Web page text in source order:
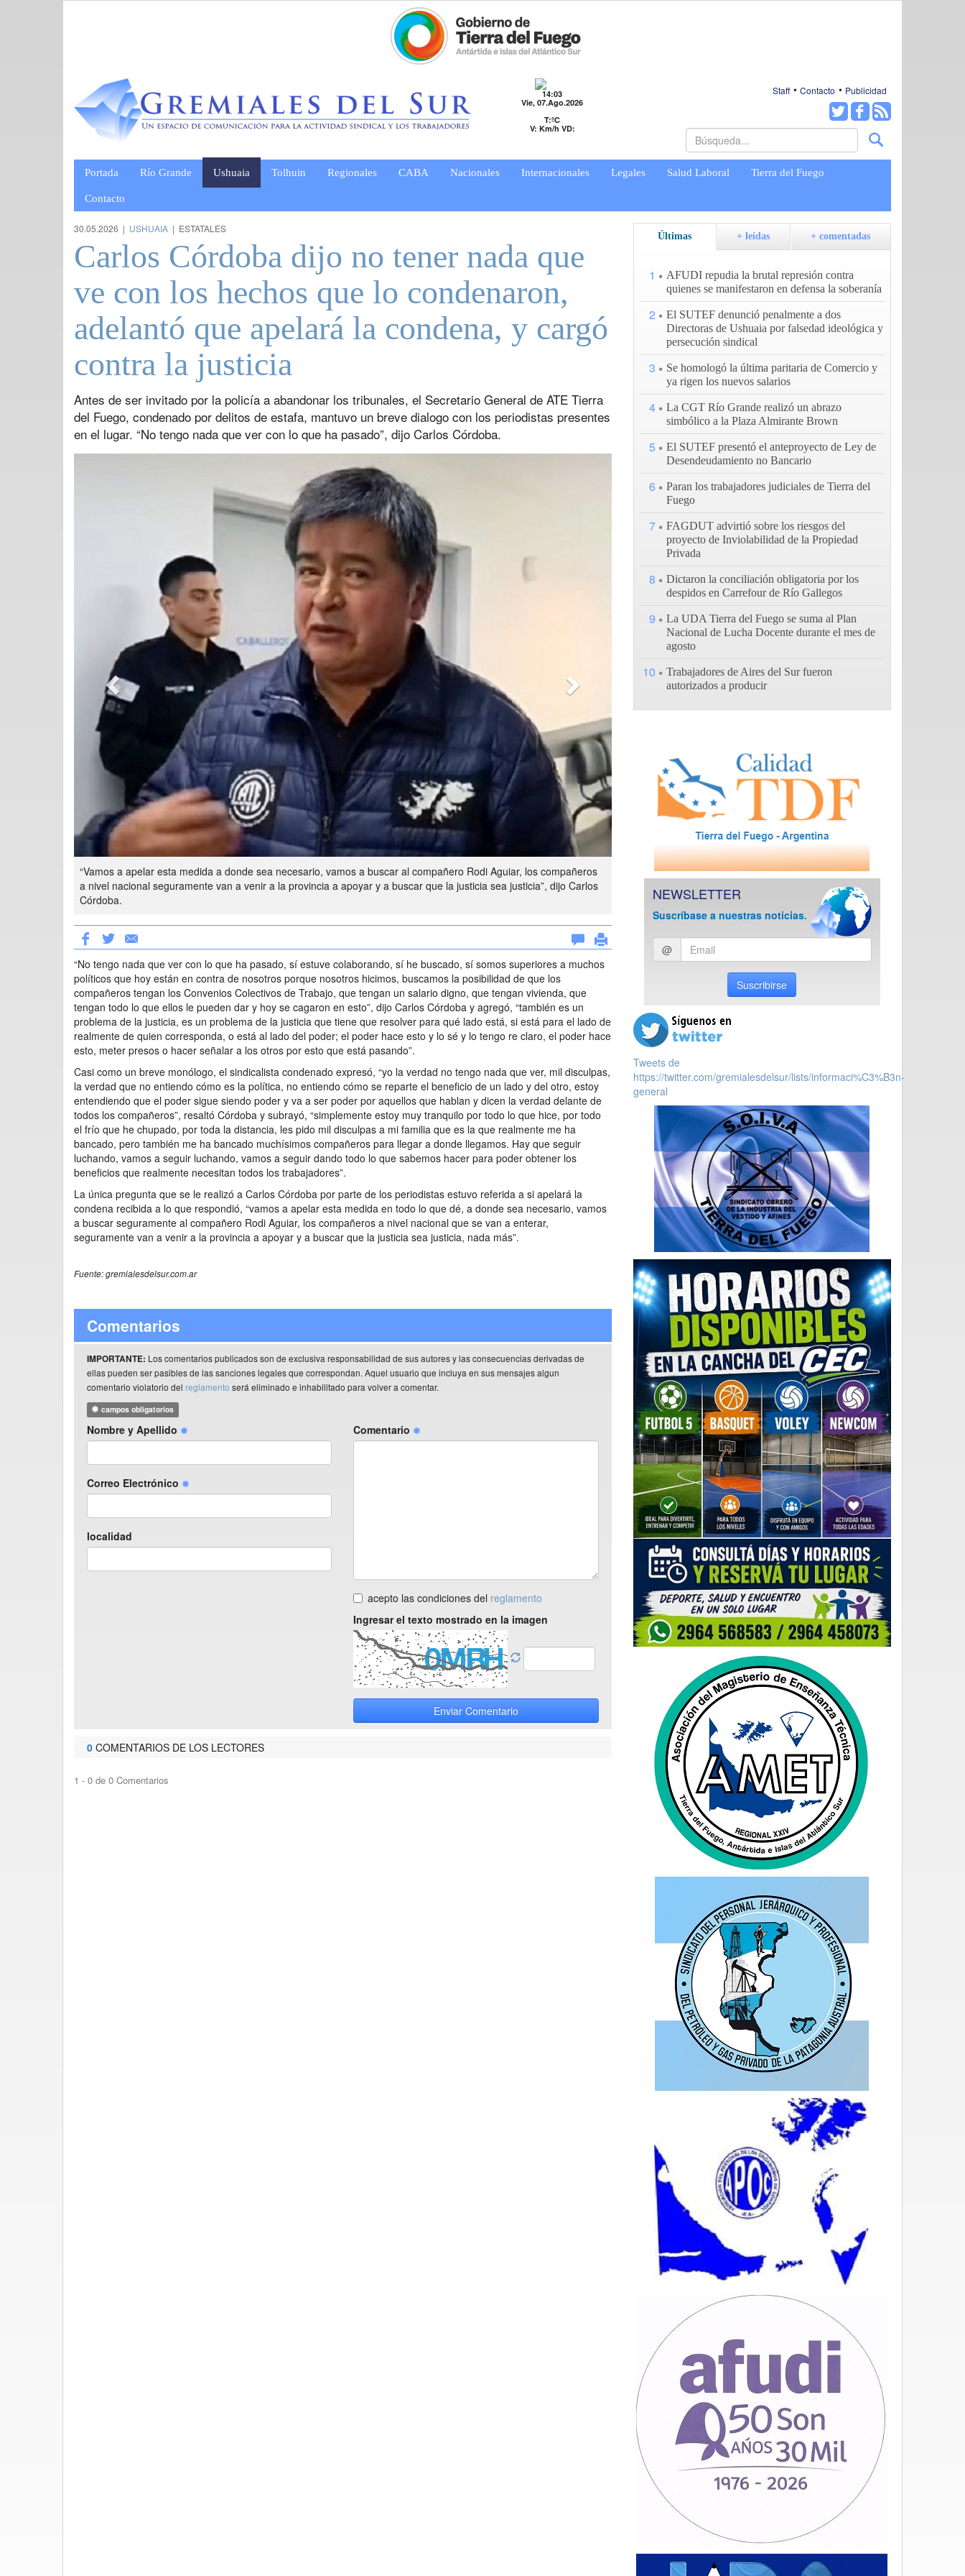
14:03
Vie, 07.Ago.2026
T:ºC
V: Km/h VD:
Staff Contacto Publicidad
Portada Río Grande Ushuaia Tolhuin Regionales CABA Nacionales Internacionales Legales Salud Laboral Tierra del Fuego
Contacto
30.05.2026 | USHUAIA | ESTATALES
Carlos Córdoba dijo no tener nada que
ve con los hechos que lo condenaron,
adelantó que apelará la condena, y cargó
contra la justicia
Antes de ser invitado por la policía a abandonar los tribunales, el Secretario General de ATE Tierra
del Fuego, condenado por delitos de estafa, mantuvo un breve dialogo con los periodistas presentes
en el lugar. “No tengo nada que ver con lo que ha pasado”, dijo Carlos Córdoba.
“Vamos a apelar esta medida a donde sea necesario, vamos a buscar al compañero Rodi Aguiar, los compañeros
a nivel nacional seguramente van a venir a la provincia a apoyar y a buscar que la justicia sea justicia”, dijo Carlos
Córdoba.
“No tengo nada que ver con lo que ha pasado, sí estuve colaborando, sí he buscado, sí somos superiores a muchos
políticos que hoy están en contra de nosotros porque nosotros hicimos, buscamos la posibilidad de que los
compañeros tengan los Convenios Colectivos de Trabajo, que tengan un salario digno, que tengan vivienda, que
tengan todo lo que ellos le pueden dar y hoy se cagaron en esto”, dijo Carlos Córdoba y agregó, “también es un
problema de la justicia, es un problema de la justicia que tiene que resolver para qué lado está, si está para el lado de
realmente de quien corresponda, o está al lado del poder; el poder hace esto y lo sé y lo tengo re claro, el poder hace
esto, meter presos o hacer señalar a los otros por esto que está pasando”.
Casi como un breve monólogo, el sindicalista condenado expresó, “yo la verdad no tengo nada que ver, mil disculpas,
la verdad que no entiendo cómo es la política, no entiendo cómo se reparte el beneficio de un lado y del otro, estoy
entendiendo que el poder sigue siendo poder y va a ser poder por aquellos que hablan y dicen la verdad delante de
todos los compañeros”, resaltó Córdoba y subrayó, “simplemente estoy muy tranquilo por todo lo que hice, por todo
el frío que he chupado, por toda la distancia, les pido mil disculpas a mi familia que es la que realmente me ha
bancado, pero también me ha bancado muchísimos compañeros para llegar a donde llegamos. Hay que seguir
luchando, vamos a seguir luchando, vamos a seguir dando todo lo que sabemos hacer para poder obtener los
beneficios que realmente necesitan todos los trabajadores”.
La única pregunta que se le realizó a Carlos Córdoba por parte de los periodistas estuvo referida a si apelará la
condena recibida a lo que respondió, “vamos a apelar esta medida en todo lo que dé, a donde sea necesario, vamos
a buscar seguramente al compañero Rodi Aguiar, los compañeros a nivel nacional que se van a enterar,
seguramente van a venir a la provincia a apoyar y a buscar que la justicia sea justicia, nada más”.
Fuente: gremialesdelsur.com.ar
Comentarios
IMPORTANTE: Los comentarios publicados son de exclusiva responsabilidad de sus autores y las consecuencias derivadas de
ellas pueden ser pasibles de las sanciones legales que correspondan. Aquel usuario que incluya en sus mensajes algun
comentario violatorio del reglamento será eliminado e inhabilitado para volver a comentar.
campos obligatorios
Nombre y Apellido
Correo Electrónico
localidad
Comentario
acepto las condiciones del reglamento
Ingresar el texto mostrado en la imagen
Enviar Comentario
0 COMENTARIOS DE LOS LECTORES
1 - 0 de 0 Comentarios
Últimas + leídas + comentadas
1
AFUDI repudia la brutal represión contra
quienes se manifestaron en defensa la soberanía
2
El SUTEF denunció penalmente a dos
Directoras de Ushuaia por falsedad ideológica y
persecución sindical
3
Se homologó la última paritaria de Comercio y
ya rigen los nuevos salarios
4
La CGT Río Grande realizó un abrazo
simbólico a la Plaza Almirante Brown
5
El SUTEF presentó el anteproyecto de Ley de
Desendeudamiento no Bancario
6
Paran los trabajadores judiciales de Tierra del
Fuego
7
FAGDUT advirtió sobre los riesgos del
proyecto de Inviolabilidad de la Propiedad
Privada
8
Dictaron la conciliación obligatoria por los
despidos en Carrefour de Río Gallegos
9
La UDA Tierra del Fuego se suma al Plan
Nacional de Lucha Docente durante el mes de
agosto
10
Trabajadores de Aires del Sur fueron
autorizados a producir
NEWSLETTER
Suscríbase a nuestras noticias.
Ingresar
email
@
Suscribirse
Tweets de
https://twitter.com/gremialesdelsur/lists/informaci%C3%B3n-
general